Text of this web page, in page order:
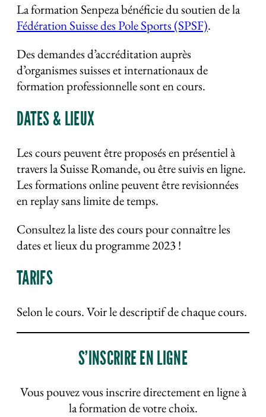
La formation Senpeza bénéficie du soutien de la
Fédération Suisse des Pole Sports (SPSF).
Des demandes d’accréditation auprès
d’organismes suisses et internationaux de
formation professionnelle sont en cours.
DATES & LIEUX
Les cours peuvent être proposés en présentiel à
travers la Suisse Romande, ou être suivis en ligne.
Les formations online peuvent être revisionnées
en replay sans limite de temps.
Consultez la liste des cours pour connaître les
dates et lieux du programme 2023 !
TARIFS
Selon le cours. Voir le descriptif de chaque cours.
S’INSCRIRE EN LIGNE
Vous pouvez vous inscrire directement en ligne à
la formation de votre choix.